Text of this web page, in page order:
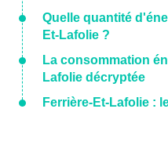
Quelle quantité
Et-Lafolie ?
La consommation
Lafolie décryptée
Ferrière-Et-Lafolie :